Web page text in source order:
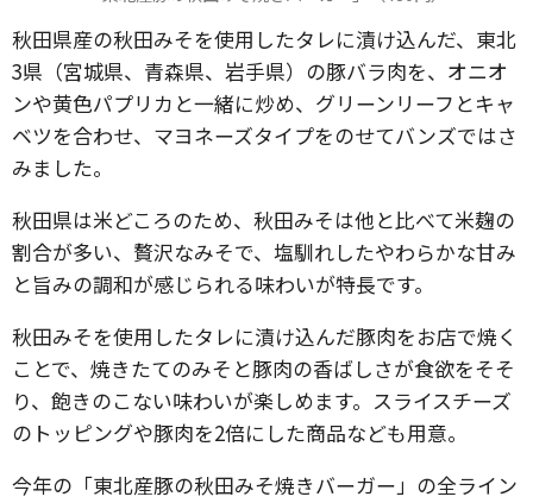
秋田県産の秋田みそを使用したタレに漬け込んだ、東北
3県（宮城県、青森県、岩手県）の豚バラ肉を、オニオ
ンや黄色パプリカと一緒に炒め、グリーンリーフとキャ
ベツを合わせ、マヨネーズタイプをのせてバンズではさ
みました。
秋田県は米どころのため、秋田みそは他と比べて米麹の
割合が多い、贅沢なみそで、塩馴れしたやわらかな甘み
と旨みの調和が感じられる味わいが特長です。
秋田みそを使用したタレに漬け込んだ豚肉をお店で焼く
ことで、焼きたてのみそと豚肉の香ばしさが食欲をそそ
り、飽きのこない味わいが楽しめます。スライスチーズ
のトッピングや豚肉を2倍にした商品なども用意。
今年の「東北産豚の秋田みそ焼きバーガー」の全ライン